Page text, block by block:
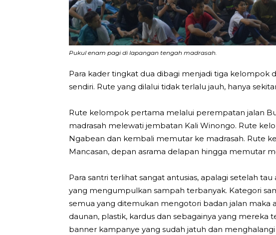
Pukul enam pagi di lapangan tengah madrasah.
Para kader tingkat dua dibagi menjadi tiga kelompok
sendiri. Rute yang dilalui tidak terlalu jauh, hanya
Rute kelompok pertama melalui perempatan jalan
madrasah melewati jembatan Kali Winongo. Rute
Ngabean dan kembali memutar ke madrasah. Rute
Mancasan, depan asrama delapan hingga memutar
Para santri terlihat sangat antusias, apalagi setelah
yang mengumpulkan sampah terbanyak. Kategori
semua yang ditemukan mengotori badan jalan maka
daunan, plastik, kardus dan sebagainya yang mereka
banner kampanye yang sudah jatuh dan